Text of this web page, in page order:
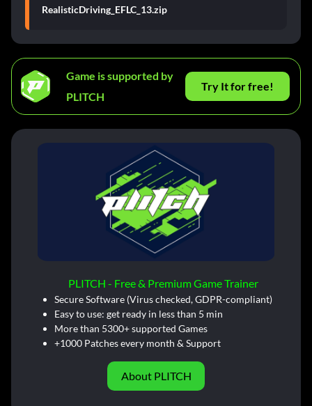
RealisticDriving_EFLC_13.zip
Game is supported by
PLITCH
Try It for free!
PLITCH - Free & Premium Game Trainer
Secure Software (Virus checked, GDPR-compliant)
Easy to use: get ready in less than 5 min
More than 5300+ supported Games
+1000 Patches every month & Support
About PLITCH